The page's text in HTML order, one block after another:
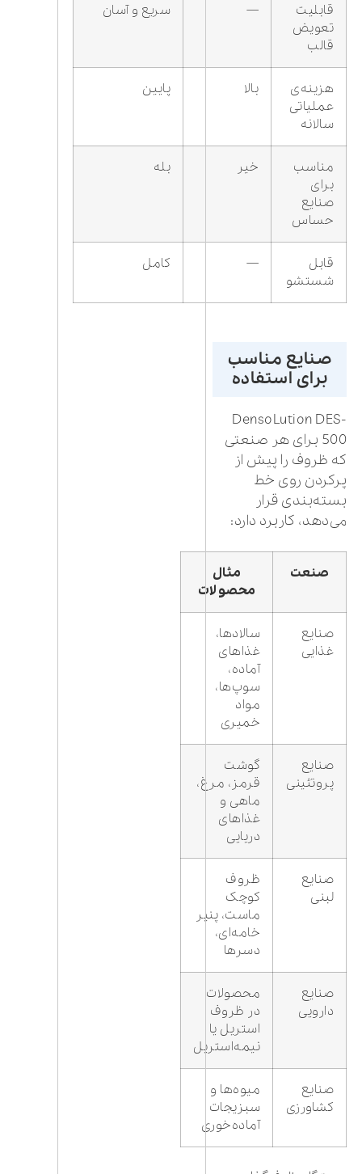
قابلیت
تعویض
قالب
— سریع و آسان
هزینه‌ی
عملیاتی
سالانه
بالا پایین
مناسب
برای
صنایع
حساس
خیر بله
قابل
شستشو
— کامل
صنایع مناسب
برای استفاده
DensoLution DES-
500 برای هر صنعتی
که ظروف را پیش از
پرکردن روی خط
بسته‌بندی قرار
می‌دهد، کاربرد دارد:
صنعت
مثال
محصولات
صنایع
غذایی
سالادها،
غذاهای
آماده،
سوپ‌ها،
مواد
خمیری
صنایع
پروتئینی
گوشت
قرمز، مرغ،
ماهی و
غذاهای
دریایی
صنایع
لبنی
ظروف
کوچک
ماست، پنیر
خامه‌ای،
دسرها
صنایع
دارویی
محصولات
در ظروف
استریل یا
نیمه‌استریل
صنایع
کشاورزی
میوه‌ها و
سبزیجات
آماده‌خوری